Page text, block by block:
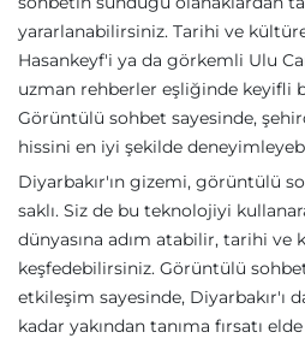
yararlanabilirsiniz. Tarihi ve
Hasankeyf'i ya da görkemli Ulu
uzman rehberler eşliğinde keyifli
Görüntülü sohbet sayesinde,
hissini en iyi şekilde
Diyarbakır'ın gizemi, görüntülü
saklı. Siz de bu teknolojiyi
dünyasına adım atabilir, tarihi
keşfedebilirsiniz. Görüntülü
etkileşim sayesinde, Diyarbakır'ı
kadar yakından tanıma fırsatı